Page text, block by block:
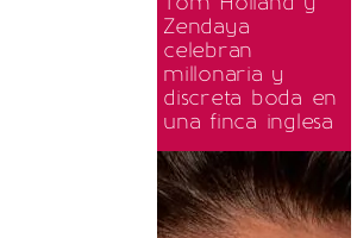
Zendaya
celebran
millonaria y
discreta boda en
una finca inglesa